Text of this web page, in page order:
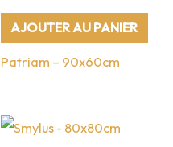
AJOUTER AU PANIER
Patriam – 90x60cm